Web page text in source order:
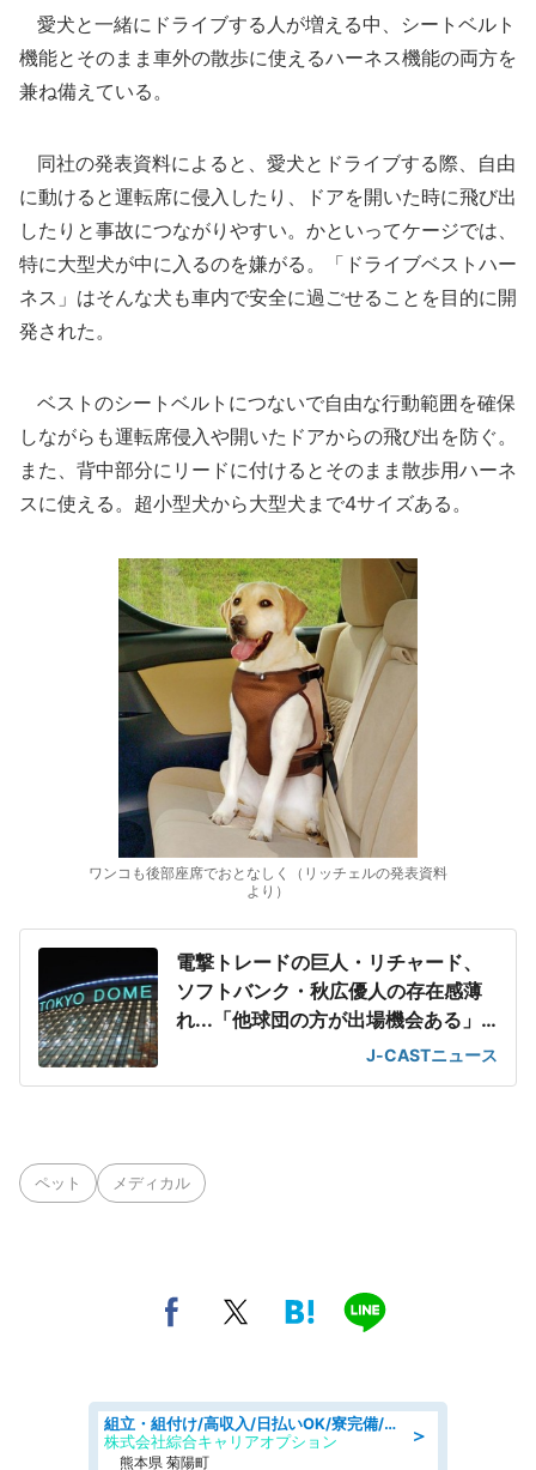
愛犬と一緒にドライブする人が増える中、シートベルト
機能とそのまま車外の散歩に使えるハーネス機能の両方を
兼ね備えている。
同社の発表資料によると、愛犬とドライブする際、自由
に動けると運転席に侵入したり、ドアを開いた時に飛び出
したりと事故につながりやすい。かといってケージでは、
特に大型犬が中に入るのを嫌がる。「ドライブベストハー
ネス」はそんな犬も車内で安全に過ごせることを目的に開
発された。
ベストのシートベルトにつないで自由な行動範囲を確保
しながらも運転席侵入や開いたドアからの飛び出を防ぐ。
また、背中部分にリードに付けるとそのまま散歩用ハーネ
スに使える。超小型犬から大型犬まで4サイズある。
ワンコも後部座席でおとなしく（リッチェルの発表資料
より）
電撃トレードの巨人・リチャード、
ソフトバンク・秋広優人の存在感薄
れ...「他球団の方が出場機会ある」
J-CASTニュース
ペット メディカル
＞
組立・組付け/高収入/日払いOK/寮完備/交替制/20・30・40代活躍中
株式会社綜合キャリアオプション
熊本県 菊陽町